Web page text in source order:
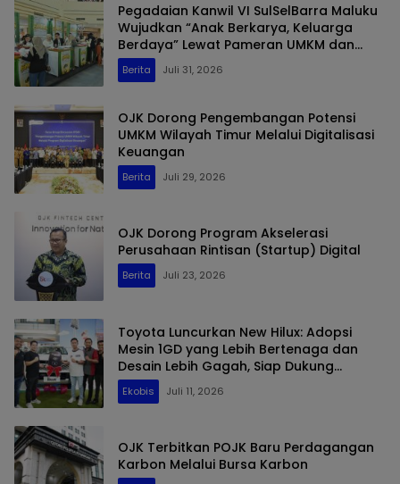
Pegadaian Kanwil VI SulSelBarra Maluku
Wujudkan “Anak Berkarya, Keluarga
Berdaya” Lewat Pameran UMKM dan
Bazar Emas
Berita Juli 31, 2026
OJK Dorong Pengembangan Potensi
UMKM Wilayah Timur Melalui Digitalisasi
Keuangan
Berita Juli 29, 2026
OJK Dorong Program Akselerasi
Perusahaan Rintisan (Startup) Digital
Berita Juli 23, 2026
Toyota Luncurkan New Hilux: Adopsi
Mesin 1GD yang Lebih Bertenaga dan
Desain Lebih Gagah, Siap Dukung
Produktivitas dan Adventure
Ekobis Juli 11, 2026
OJK Terbitkan POJK Baru Perdagangan
Karbon Melalui Bursa Karbon